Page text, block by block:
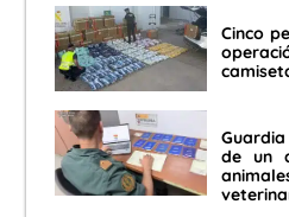
Cinco
de un